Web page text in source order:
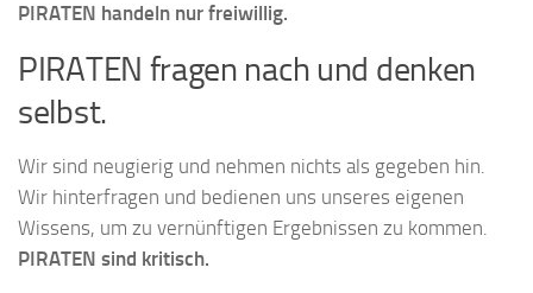
PIRATEN handeln nur freiwillig.
PIRATEN fragen nach und denken
selbst.
Wir sind neugierig und nehmen nichts als gegeben hin.
Wir hinterfragen und bedienen uns unseres eigenen
Wissens, um zu vernünftigen Ergebnissen zu kommen.
PIRATEN sind kritisch.